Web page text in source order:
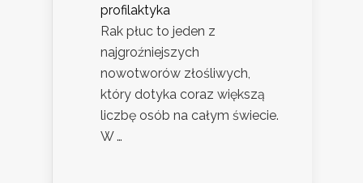
profilaktyka
Rak płuc to jeden z
najgroźniejszych
nowotworów złośliwych,
który dotyka coraz większą
liczbę osób na całym świecie.
W …